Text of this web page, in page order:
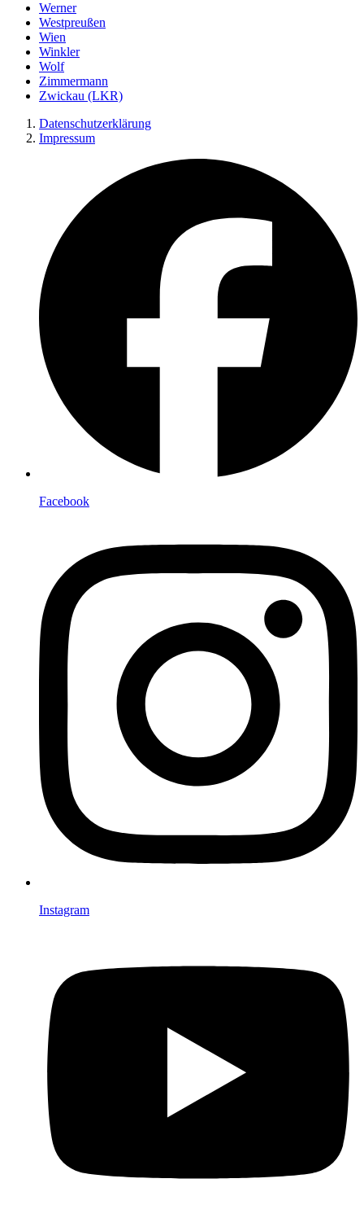
Werner
Westpreußen
Wien
Winkler
Wolf
Zimmermann
Zwickau (LKR)
Datenschutzerklärung
Impressum
Facebook
Instagram